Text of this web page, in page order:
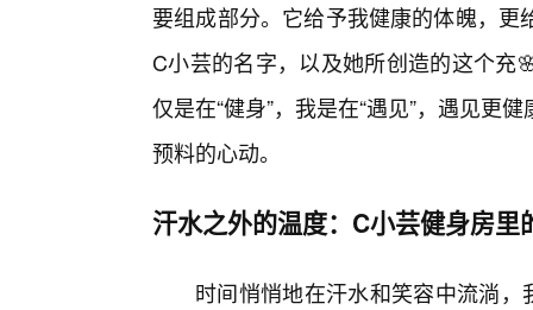
要组成部分。它给予我健康的体魄，
C小芸的名字，以及她所创造的这个充
仅是在“健身”，我是在“遇见”，遇见更
预料的心动。
汗水之外的温度：C小芸健身房里
时间悄悄地在汗水和笑容中流淌